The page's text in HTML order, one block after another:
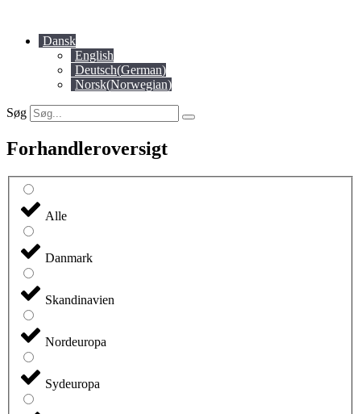
indholdDansk
English
Deutsch(German)
Norsk(Norwegian)
Søg
Forhandleroversigt
Alle
Danmark
Skandinavien
Nordeuropa
Sydeuropa